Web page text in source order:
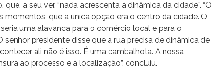
a seu ver, “nada acrescenta à dinâmica da cidade”. “O
momentos, que a única opção era o centro da cidade. O
uma alavanca para o comércio local e para o
senhor presidente disse que a rua precisa de dinâmica de
ali não é isso. É uma cambalhota. A nossa
ao processo e à localização”, concluiu.